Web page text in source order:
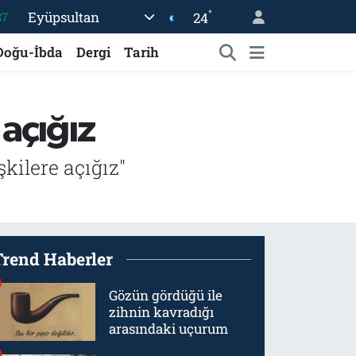
Eyüpsultan 24°
İbda Dergi Tarih
açığız"
Haberler
Gözün gördüğü ile
zihnin kavradığı
arasındaki uçurum